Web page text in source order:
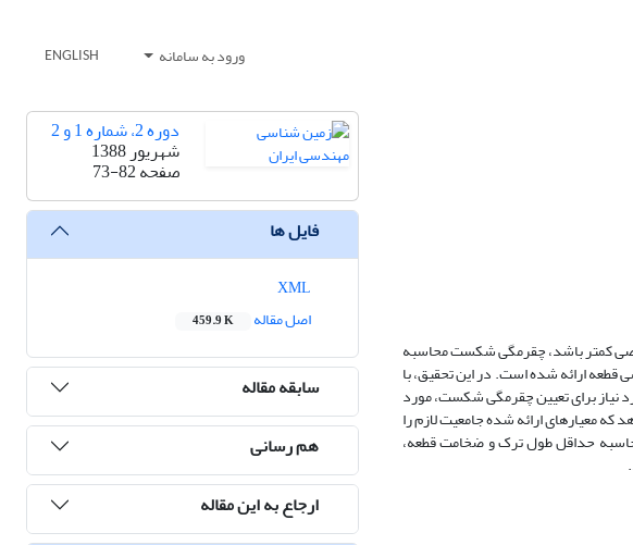
ورود به سامانه ENGLISH
کمتر باشد، چقرمگی شکست محاسبه
ارائه شده است. در این تحقیق، با
نیاز برای تعیین چقرمگی شکست، مورد
ارائه شده جامعیت لازم را
حداقل طول ترک و ضخامت قطعه،
دوره 2، شماره 1 و 2
شهریور 1388
صفحه73-82
فایل ها
اصل مقاله
459.9 K
سابقه مقاله
هم رسانی
ارجاع به این مقاله